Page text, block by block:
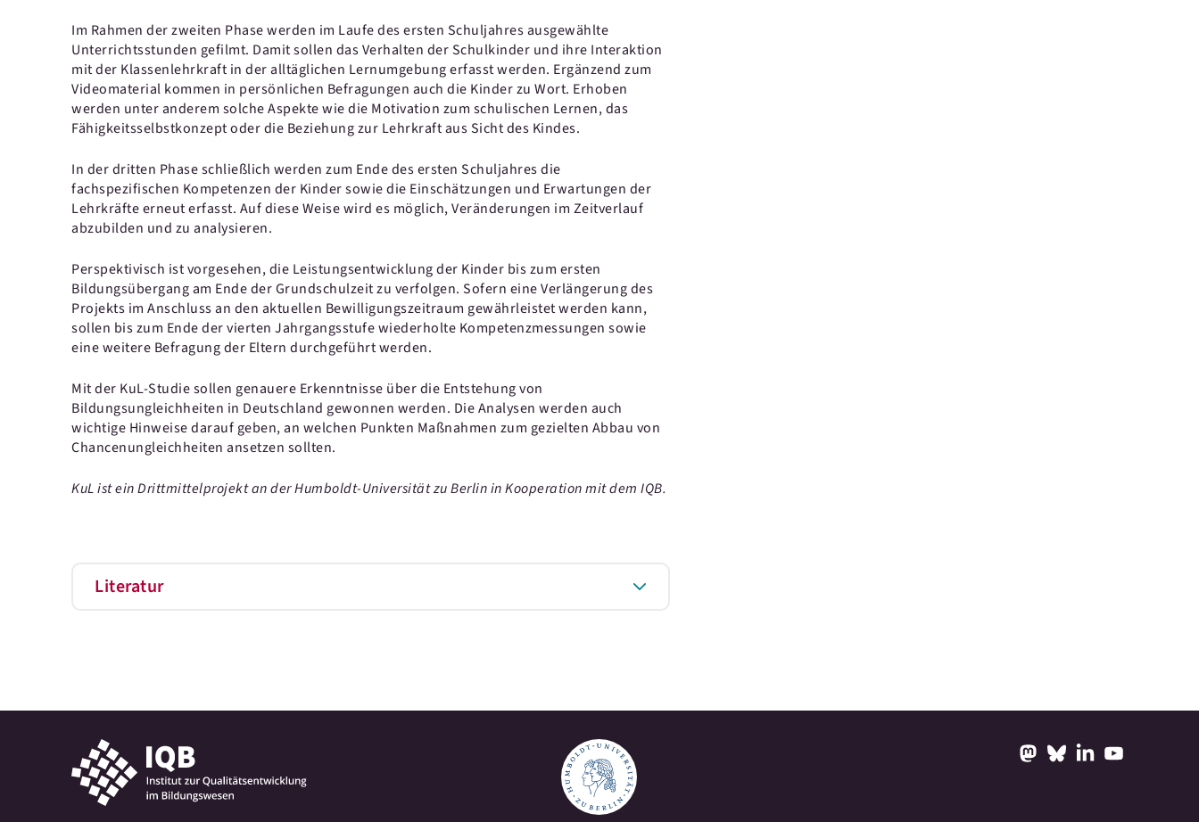
Im Rahmen der zweiten Phase werden im Laufe des ersten Schuljahres ausgewählte
Unterrichtsstunden gefilmt. Damit sollen das Verhalten der Schulkinder und ihre Interaktion
mit der Klassenlehrkraft in der alltäglichen Lernumgebung erfasst werden. Ergänzend zum
Videomaterial kommen in persönlichen Befragungen auch die Kinder zu Wort. Erhoben
werden unter anderem solche Aspekte wie die Motivation zum schulischen Lernen, das
Fähigkeitsselbstkonzept oder die Beziehung zur Lehrkraft aus Sicht des Kindes.
In der dritten Phase schließlich werden zum Ende des ersten Schuljahres die
fachspezifischen Kompetenzen der Kinder sowie die Einschätzungen und Erwartungen der
Lehrkräfte erneut erfasst. Auf diese Weise wird es möglich, Veränderungen im Zeitverlauf
abzubilden und zu analysieren.
Perspektivisch ist vorgesehen, die Leistungsentwicklung der Kinder bis zum ersten
Bildungsübergang am Ende der Grundschulzeit zu verfolgen. Sofern eine Verlängerung des
Projekts im Anschluss an den aktuellen Bewilligungszeitraum gewährleistet werden kann,
sollen bis zum Ende der vierten Jahrgangsstufe wiederholte Kompetenzmessungen sowie
eine weitere Befragung der Eltern durchgeführt werden.
Mit der KuL-Studie sollen genauere Erkenntnisse über die Entstehung von
Bildungsungleichheiten in Deutschland gewonnen werden. Die Analysen werden auch
wichtige Hinweise darauf geben, an welchen Punkten Maßnahmen zum gezielten Abbau von
Chancenungleichheiten ansetzen sollten.
KuL ist ein Drittmittelprojekt an der Humboldt-Universität zu Berlin in Kooperation mit dem IQB.
Literatur